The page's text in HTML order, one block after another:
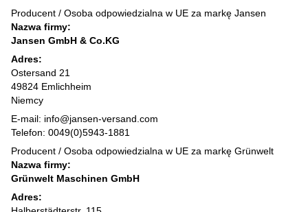
Producent / Osoba odpowiedzialna w UE za markę Jansen
Nazwa firmy:
Jansen GmbH & Co.KG
Adres:
Ostersand 21
49824 Emlichheim
Niemcy
E-mail: info@jansen-versand.com
Telefon: 0049(0)5943-1881
Producent / Osoba odpowiedzialna w UE za markę Grünwelt
Nazwa firmy:
Grünwelt Maschinen GmbH
Adres: